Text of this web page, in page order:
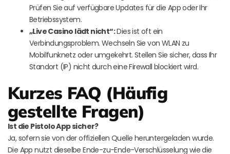
Prüfen Sie auf verfügbare Updates für die App oder Ihr
Betriebssystem.
„Live Casino lädt nicht“:Dies ist oft ein
Verbindungsproblem. Wechseln Sie von WLAN zu
Mobilfunknetz oder umgekehrt. Stellen Sie sicher, dass Ihr
Standort (IP) nicht durch eine Firewall blockiert wird.
Kurzes FAQ (Häufig
gestellte Fragen)
Ist die Pistolo App sicher?
Ja, sofern sie von der offiziellen Quelle heruntergeladen wurde.
Die App nutzt dieselbe Ende-zu-Ende-Verschlüsselung wie die